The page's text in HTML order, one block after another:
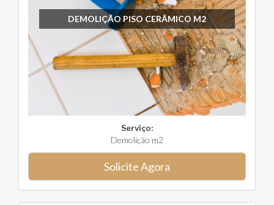
DEMOLIÇÃO PISO CERÂMICO M2
Serviço:
Demolição m2
Solicite Agora